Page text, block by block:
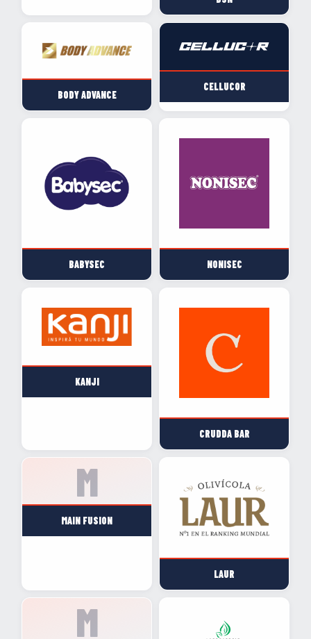
BODY ADVANCE
CELLUCOR
BABYSEC NONISEC
KANJI
CRUDDA BAR
MAIN FUSION
LAUR